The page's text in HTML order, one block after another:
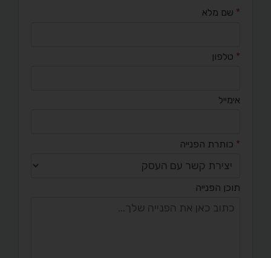
* שם מלא
* טלפון
אימייל
* כותרת הפנייה
תוכן הפנייה